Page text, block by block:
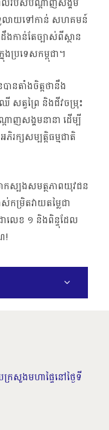
ទូលាយទៅកាន់ សហគមន៍
កាន់តែច្បាស់ពីស្ថាន
ងប្រទេសកម្ពុជា។
នតាំងចិត្តថានឹង
សត្វព្រៃ និងជីវចម្រុះ
ាញសង្គមនានា ដើម្បី
រក្សសម្បត្តិធម្មជាតិ
កស្បងសមត្ថភាពយុវជន
ម្រិតវាយតម្លៃជា
លេខ ១ និងពិន្ទុដែល
!
ក្រសួងមហាផ្ទៃនៅថ្ងៃទី